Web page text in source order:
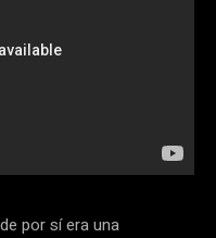
por sí era una